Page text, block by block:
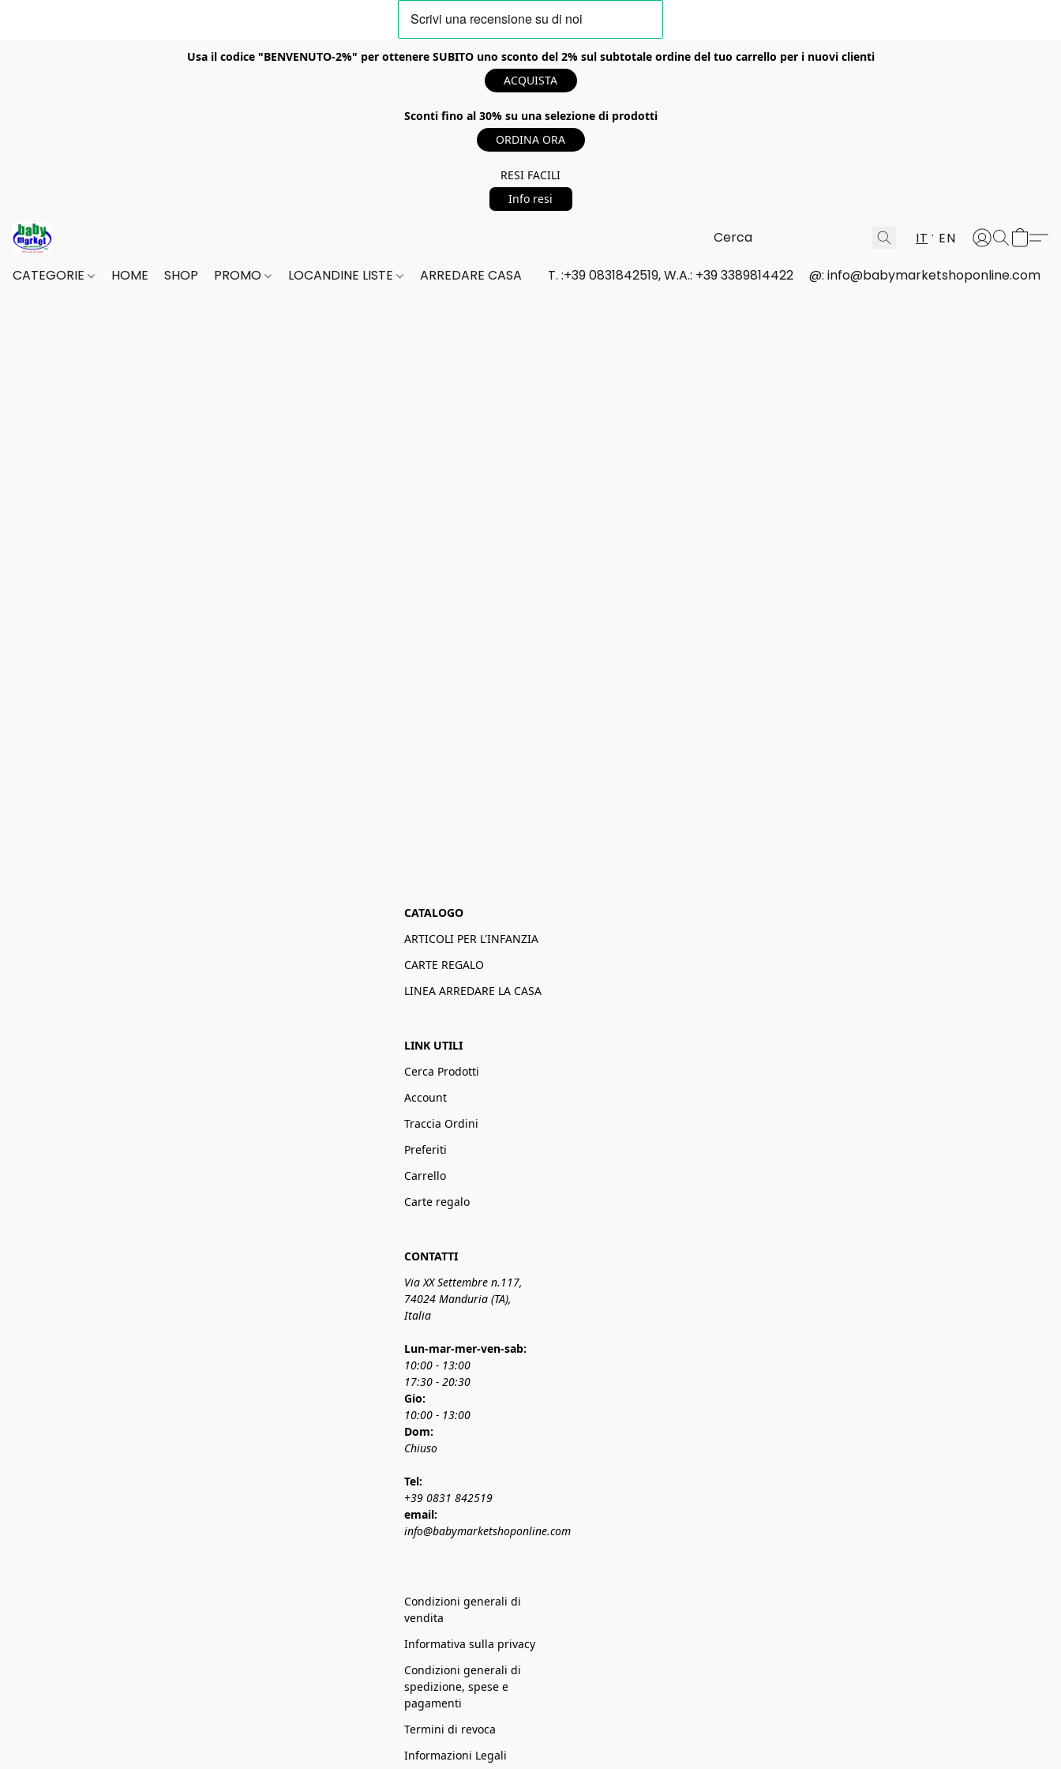
Usa il codice "BENVENUTO-2%" per ottenere SUBITO uno sconto del 2% sul subtotale ordine del tuo carrello per i nuovi clienti
ACQUISTA
Sconti fino al 30% su una selezione di prodotti
ORDINA ORA
RESI FACILI
Info resi
IT EN
CATEGORIE HOME SHOP PROMO LOCANDINE LISTE ARREDARE CASA T. :+39 0831842519, W.A.: +39 3389814422 @: info@babymarketshoponline.com
CATALOGO
ARTICOLI PER L'INFANZIA
CARTE REGALO
LINEA ARREDARE LA CASA
LINK UTILI
Cerca Prodotti
Account
Traccia Ordini
Preferiti
Carrello
Carte regalo
CONTATTI
Via XX Settembre n.117,
74024 Manduria (TA),
Italia
Lun-mar-mer-ven-sab:
10:00 - 13:00
17:30 - 20:30
Gio:
10:00 - 13:00
Dom:
Chiuso
Tel:
+39 0831 842519
email:
info@babymarketshoponline.com
Condizioni generali di
vendita
Informativa sulla privacy
Condizioni generali di
spedizione, spese e
pagamenti
Termini di revoca
Informazioni Legali